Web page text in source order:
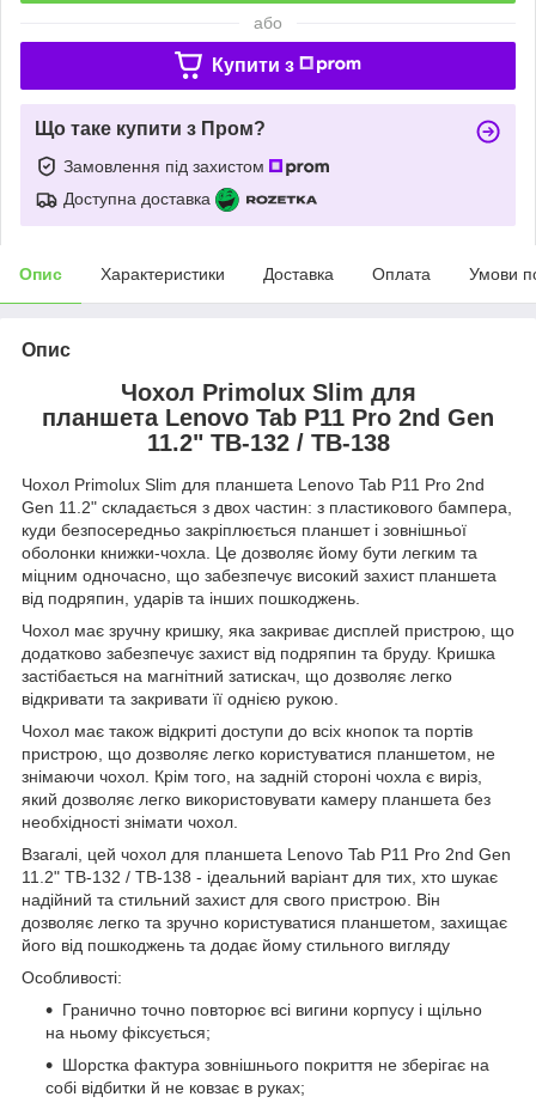
або
Купити з
Що таке купити з Пром?
Замовлення під захистом
Доступна доставка
Опис Характеристики Доставка Оплата Умови
Опис
Чохол Primolux Slim для
планшета Lenovo Tab P11 Pro 2nd Gen
11.2" TB-132 / TB-138
Чохол Primolux Slim для планшета Lenovo Tab P11 Pro 2nd
Gen 11.2" складається з двох частин: з пластикового бампера,
куди безпосередньо закріплюється планшет і зовнішньої
оболонки книжки-чохла. Це дозволяє йому бути легким та
міцним одночасно, що забезпечує високий захист планшета
від подряпин, ударів та інших пошкоджень.
Чохол має зручну кришку, яка закриває дисплей пристрою, що
додатково забезпечує захист від подряпин та бруду. Кришка
застібається на магнітний затискач, що дозволяє легко
відкривати та закривати її однією рукою.
Чохол має також відкриті доступи до всіх кнопок та портів
пристрою, що дозволяє легко користуватися планшетом, не
знімаючи чохол. Крім того, на задній стороні чохла є виріз,
який дозволяє легко використовувати камеру планшета без
необхідності знімати чохол.
Взагалі, цей чохол для планшета Lenovo Tab P11 Pro 2nd Gen
11.2" TB-132 / TB-138 - ідеальний варіант для тих, хто шукає
надійний та стильний захист для свого пристрою. Він
дозволяє легко та зручно користуватися планшетом, захищає
його від пошкоджень та додає йому стильного вигляду
Особливості:
Гранично точно повторює всі вигини корпусу і щільно
на ньому фіксується;
Шорстка фактура зовнішнього покриття не зберігає на
собі відбитки й не ковзає в руках;